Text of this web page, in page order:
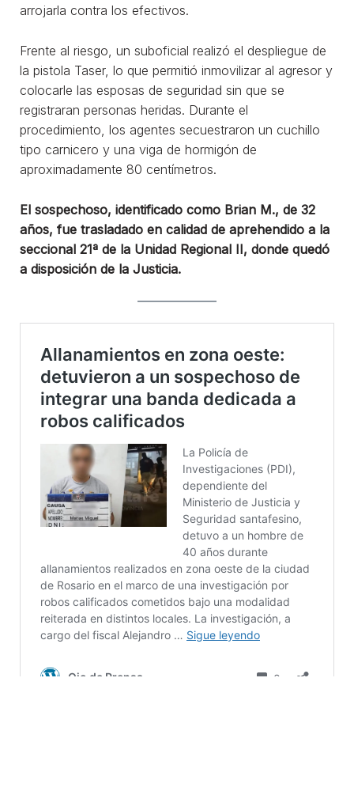
arrojarla contra los efectivos.
Frente al riesgo, un suboficial realizó el despliegue de
la pistola Taser, lo que permitió inmovilizar al agresor y
colocarle las esposas de seguridad sin que se
registraran personas heridas. Durante el
procedimiento, los agentes secuestraron un cuchillo
tipo carnicero y una viga de hormigón de
aproximadamente 80 centímetros.
El sospechoso, identificado como Brian M., de 32
años, fue trasladado en calidad de aprehendido a la
seccional 21ª de la Unidad Regional II, donde quedó
a disposición de la Justicia.